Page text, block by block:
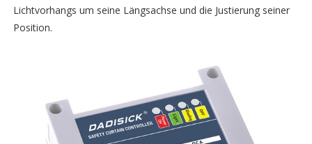
Lichtvorhangs um seine Längsachse und die Justierung seiner
Position.